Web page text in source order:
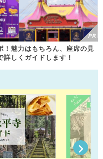
！魅力はもちろん、座席の見
しくガイドします！